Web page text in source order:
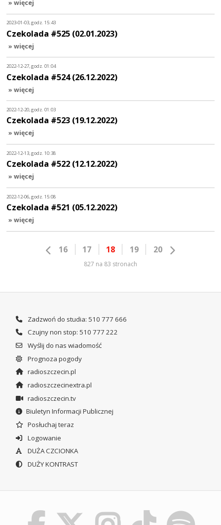
» więcej
2023-01-03, godz. 15:43
Czekolada #525 (02.01.2023)
» więcej
2022-12-27, godz. 01:04
Czekolada #524 (26.12.2022)
» więcej
2022-12-20, godz. 01:03
Czekolada #523 (19.12.2022)
» więcej
2022-12-13, godz. 10:38
Czekolada #522 (12.12.2022)
» więcej
2022-12-06, godz. 15:08
Czekolada #521 (05.12.2022)
» więcej
16 17 18 19 20
827 na 83 stronach
Zadzwoń do studia: 510 777 666
Czujny non stop: 510 777 222
Wyślij do nas wiadomość
Prognoza pogody
radioszczecin.pl
radioszczecinextra.pl
radioszczecin.tv
Biuletyn Informacji Publicznej
Posłuchaj teraz
Logowanie
DUŻA CZCIONKA
DUŻY KONTRAST